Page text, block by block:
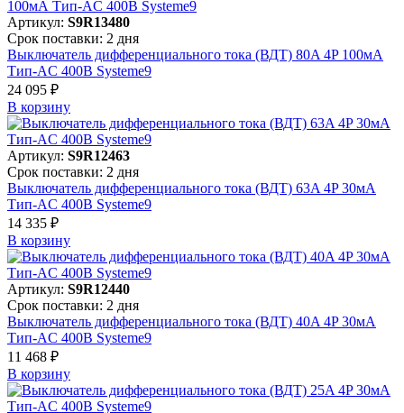
Артикул: S9R13480
Срок поставки: 2 дня
Выключатель дифференциального тока (ВДТ) 80A 4P 100мА
Тип-AC 400В Systeme9
24 095 ₽
В корзинy
Артикул: S9R12463
Срок поставки: 2 дня
Выключатель дифференциального тока (ВДТ) 63A 4P 30мА
Тип-AC 400В Systeme9
14 335 ₽
В корзинy
Артикул: S9R12440
Срок поставки: 2 дня
Выключатель дифференциального тока (ВДТ) 40A 4P 30мА
Тип-AC 400В Systeme9
11 468 ₽
В корзинy